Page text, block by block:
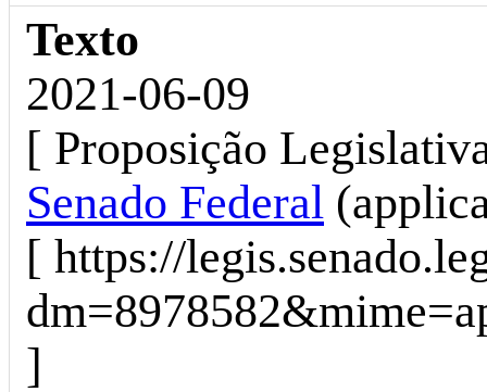
Texto
2021-06-09
[ Proposição
Senado Federal
[ https://
]